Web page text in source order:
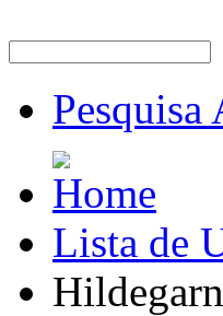
Pesquisa
Lista de
Hildegarn